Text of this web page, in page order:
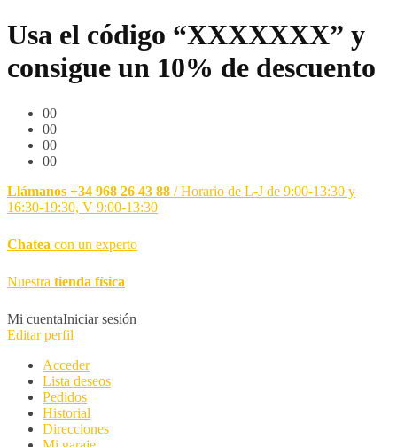
Usa el código “XXXXXXX” y
consigue un 10% de descuento
00
00
00
00
Llámanos +34 968 26 43 88 / Horario de L-J de 9:00-13:30 y
16:30-19:30, V 9:00-13:30
Chatea con un experto
Nuestra tienda física
Mi cuentaIniciar sesión
Editar perfil
Acceder
Lista deseos
Pedidos
Historial
Direcciones